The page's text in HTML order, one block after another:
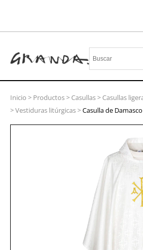
Inicio > Productos> Casullas> Casullas
>Vestiduras litúrgicas>Casulla de